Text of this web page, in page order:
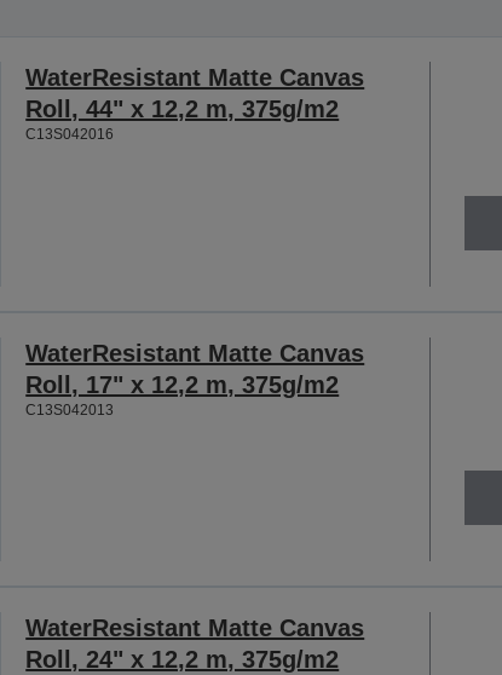
WaterResistant Matte Canvas
Roll, 44" x 12,2 m, 375g/m2
C13S042016
WaterResistant Matte Canvas
Roll, 17" x 12,2 m, 375g/m2
C13S042013
WaterResistant Matte Canvas
Roll, 24" x 12,2 m, 375g/m2